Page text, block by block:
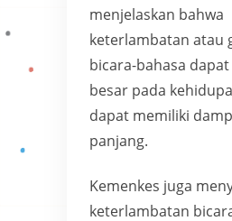
menjelaskan bahwa
keterlambatan atau
bicara-bahasa
besar pada
dapat memiliki
panjang.
Kemenkes juga
keterlambatan